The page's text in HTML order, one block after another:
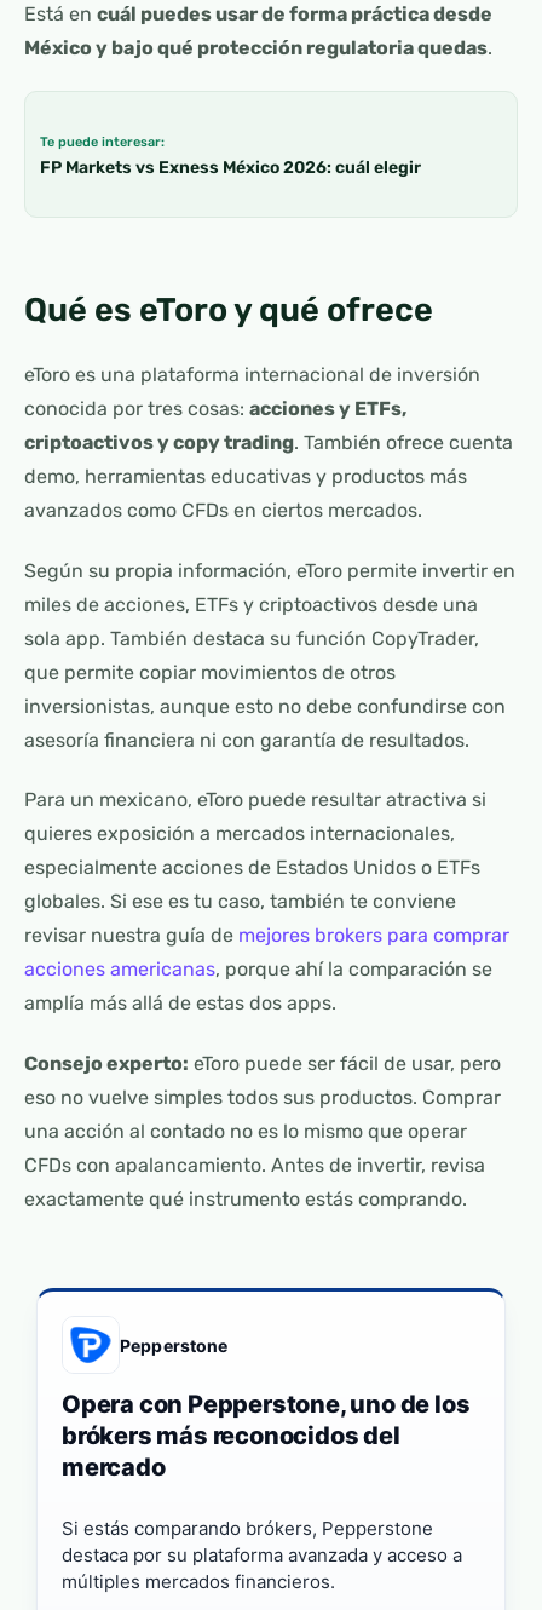
Está en cuál puedes usar de forma práctica desde
México y bajo qué protección regulatoria quedas.
Te puede interesar:
FP Markets vs Exness México 2026: cuál elegir
Qué es eToro y qué ofrece
eToro es una plataforma internacional de inversión
conocida por tres cosas: acciones y ETFs,
criptoactivos y copy trading. También ofrece cuenta
demo, herramientas educativas y productos más
avanzados como CFDs en ciertos mercados.
Según su propia información, eToro permite invertir en
miles de acciones, ETFs y criptoactivos desde una
sola app. También destaca su función CopyTrader,
que permite copiar movimientos de otros
inversionistas, aunque esto no debe confundirse con
asesoría financiera ni con garantía de resultados.
Para un mexicano, eToro puede resultar atractiva si
quieres exposición a mercados internacionales,
especialmente acciones de Estados Unidos o ETFs
globales. Si ese es tu caso, también te conviene
revisar nuestra guía de mejores brokers para comprar
acciones americanas, porque ahí la comparación se
amplía más allá de estas dos apps.
Consejo experto: eToro puede ser fácil de usar, pero
eso no vuelve simples todos sus productos. Comprar
una acción al contado no es lo mismo que operar
CFDs con apalancamiento. Antes de invertir, revisa
exactamente qué instrumento estás comprando.
Pepperstone
Opera con Pepperstone, uno de los
brókers más reconocidos del
mercado
Si estás comparando brókers, Pepperstone
destaca por su plataforma avanzada y acceso a
múltiples mercados financieros.